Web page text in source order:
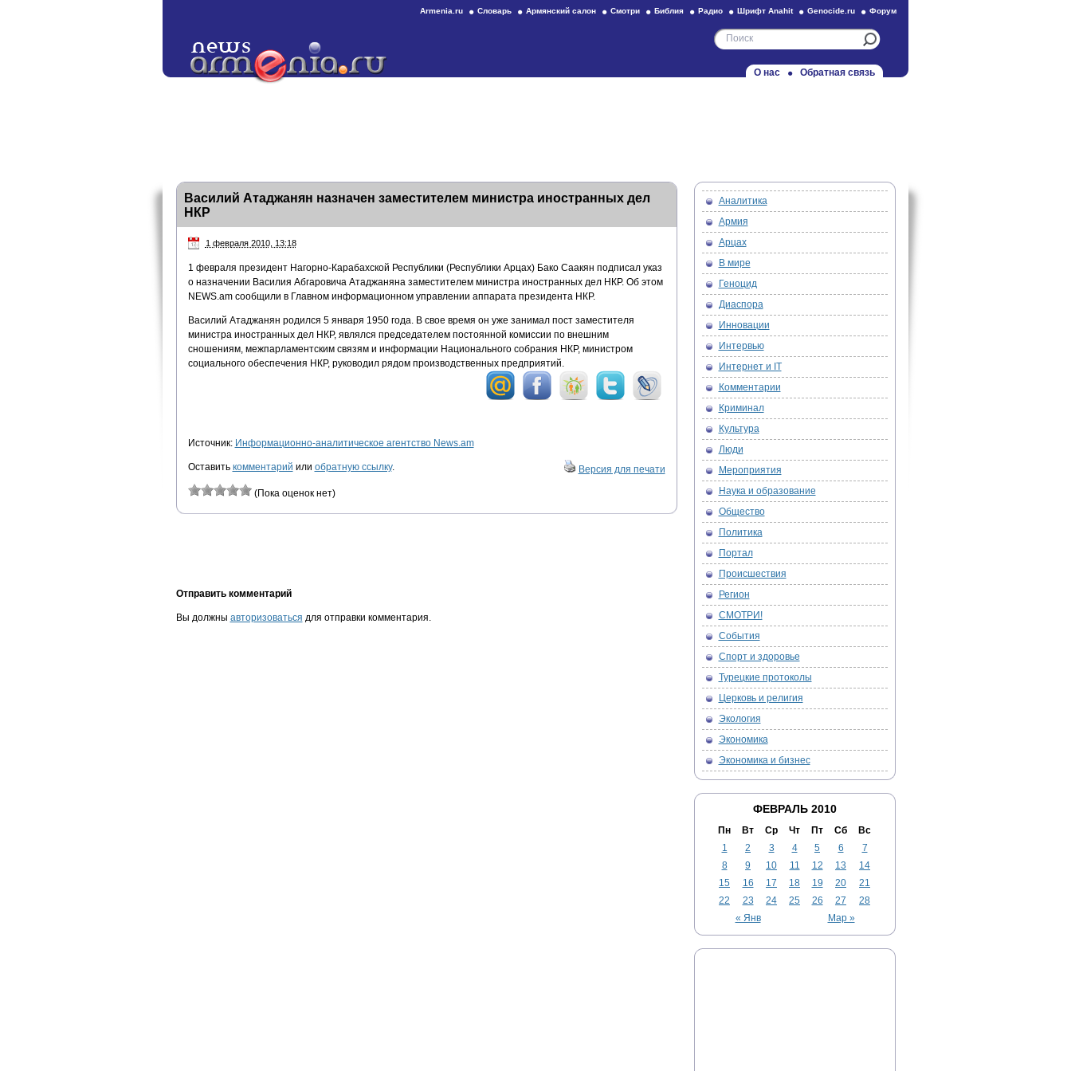
Armenia.ru Словарь Армянский салон Смотри Библия Радио Шрифт Anahit Genocide.ru Форум
О нас Обратная связь
Василий Атаджанян назначен заместителем министра иностранных дел
НКР
1 февраля 2010, 13:18
1 февраля президент Нагорно-Карабахской Республики (Республики Арцах) Бако Саакян подписал указ
о назначении Василия Абгаровича Атаджаняна заместителем министра иностранных дел НКР. Об этом
NEWS.am сообщили в Главном информационном управлении аппарата президента НКР.
Василий Атаджанян родился 5 января 1950 года. В свое время он уже занимал пост заместителя
министра иностранных дел НКР, являлся председателем постоянной комиссии по внешним
сношениям, межпарламентским связям и информации Национального собрания НКР, министром
социального обеспечения НКР, руководил рядом производственных предприятий.
Источник: Информационно-аналитическое агентство News.am
Оставить комментарий или обратную ссылку. Версия для печати
(Пока оценок нет)
Отправить комментарий
Вы должны авторизоваться для отправки комментария.
Аналитика
Армия
Арцах
В мире
Геноцид
Диаспора
Инновации
Интервью
Интернет и IT
Комментарии
Криминал
Культура
Люди
Мероприятия
Наука и образование
Общество
Политика
Портал
Происшествия
Регион
СМОТРИ!
События
Спорт и здоровье
Турецкие протоколы
Церковь и религия
Экология
Экономика
Экономика и бизнес
ФЕВРАЛЬ 2010
Пн Вт Ср Чт Пт Сб Вс
« Янв Мар »
1 2 3 4 5 6
7
8
9 10 11 12 13
14
15
16 17 18 19 20
21
22
23 24 25 26 27 28